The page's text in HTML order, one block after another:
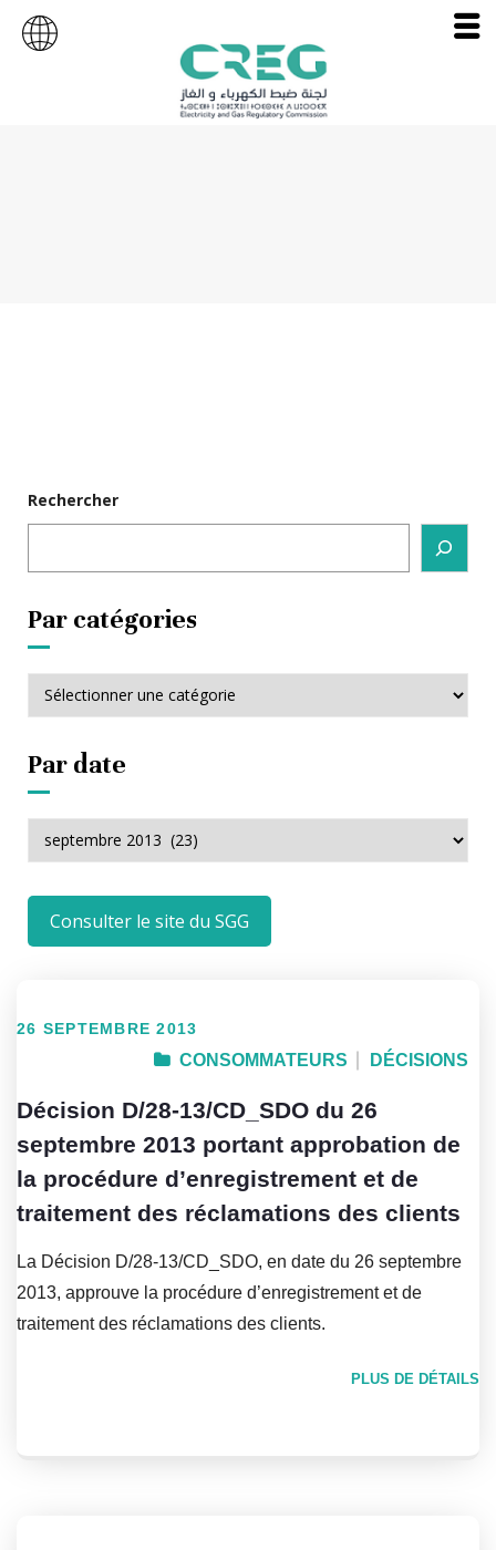
26 SEPTEMBRE 2013
CONSOMMATEURS DÉCISIONS
Décision D/28-13/CD_SDO du 26
septembre 2013 portant approbation de
la procédure d’enregistrement et de
traitement des réclamations des clients
La Décision D/28-13/CD_SDO, en date du 26 septembre
2013, approuve la procédure d’enregistrement et de
traitement des réclamations des clients.
PLUS DE DÉTAILS
Rechercher
Par catégories
Par
catégories
Par date
date
Consulter le site du SGG